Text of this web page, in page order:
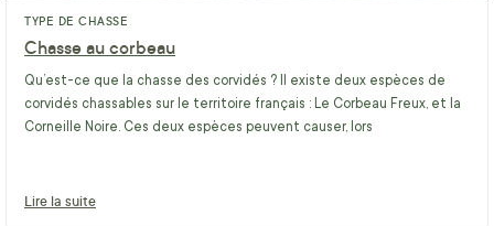
TYPE DE CHASSE
Chasse au corbeau
Qu’est-ce que la chasse des corvidés ? Il existe deux espèces de
corvidés chassables sur le territoire français : Le Corbeau Freux, et la
Corneille Noire. Ces deux espèces peuvent causer, lors
Lire la suite